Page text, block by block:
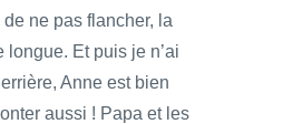
de ne pas flancher, la
longue. Et puis je n’ai
Anne est bien
aussi ! Papa et les